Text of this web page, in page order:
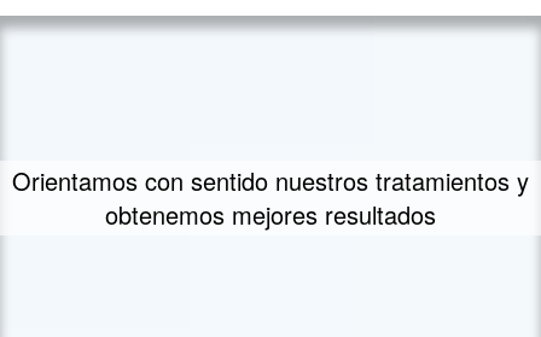
Un concepto propio de tratamiento - FIIT
Concept